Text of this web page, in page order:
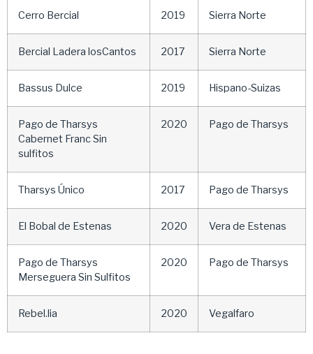
Cerro Bercial 2019 Sierra Norte
Bercial Ladera losCantos 2017 Sierra Norte
Bassus Dulce 2019 Hispano-Suizas
Pago de Tharsys
Cabernet Franc Sin
sulfitos
2020 Pago de Tharsys
Tharsys Único 2017 Pago de Tharsys
El Bobal de Estenas 2020 Vera de Estenas
Pago de Tharsys
Merseguera Sin Sulfitos
2020 Pago de Tharsys
Rebel.lia 2020 Vegalfaro